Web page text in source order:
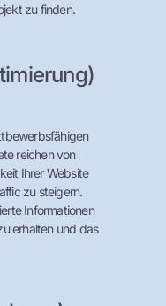
zu finden.
reichen von
Ihrer Website
zu steigern.
Informationen
erhalten und das